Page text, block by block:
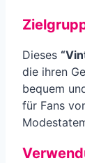
Dieses
die ihren
bequem
für Fans